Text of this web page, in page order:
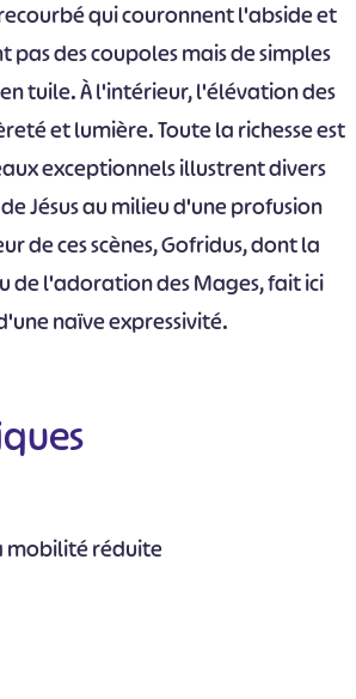
qui couronnent l'abside et
pas des coupoles mais de simples
tuile. À l'intérieur, l'élévation des
et lumière. Toute la richesse est
exceptionnels illustrent divers
Jésus au milieu d'une profusion
de ces scènes, Gofridus, dont la
de l'adoration des Mages, fait ici
naïve expressivité.
mobilité réduite